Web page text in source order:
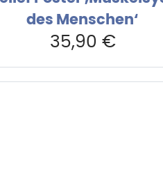
des Menschen‘
35,90 €